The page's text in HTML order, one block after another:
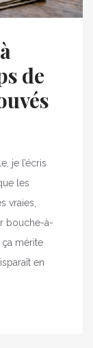
de
je l’écris
les
vraies,
bouche-à-
ça mérite
en